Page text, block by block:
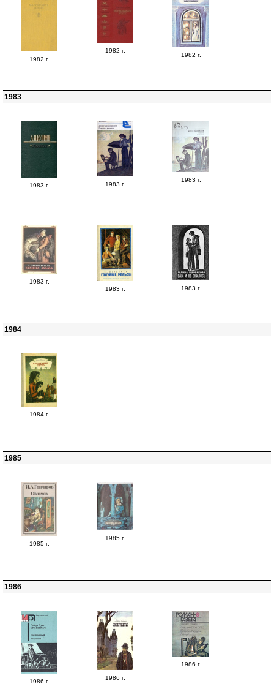
1982 г.
1982 г.
1982 г.
1983
1983 г. 1983 г.
1983 г.
1983 г.
1983 г.
1983 г.
1984
1984 г.
1985
1985 г.
1985 г.
1986
1986 г.
1986 г.
1986 г.